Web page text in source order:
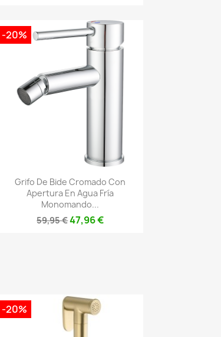
 Vista rápida
Grifo De Bide Cromado Con
Apertura En Agua Fría
Monomando...
59,95 €47,96 €
-20%
-20%